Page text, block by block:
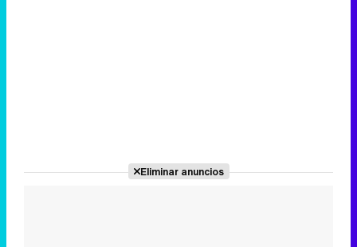
Eliminar anuncios